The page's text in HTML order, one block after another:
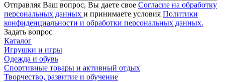
Отправляя Ваш вопрос, Вы даете свое Согласие на обработку
персональных данных и принимаете условия Политики
конфиденциальности и обработки персональных данных.
Задать вопрос
Каталог
Игрушки и игры
Одежда и обувь
Спортивные товары и активный отдых
Творчество, развитие и обучение